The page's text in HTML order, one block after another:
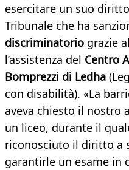
esercitare un suo
Tribunale che ha
discriminatorio grazie
l’assistenza del Centro
Bomprezzi di Ledha
con disabilità). «La
aveva chiesto il nostro
un liceo, durante il
riconosciuto il diritto a
garantirle un esame in